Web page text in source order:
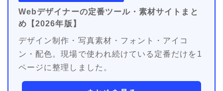
Webデザイナーの定番ツール・素材サイトまと
め【2026年版】
デザイン制作・写真素材・フォント・アイコ
ン・配色。現場で使われ続けている定番だけを1
ページに整理しました。